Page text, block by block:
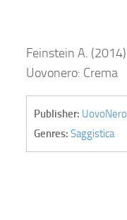
Feinstein A. (2014)
Uovonero: Crema
Publisher: UovoNero
Genres: Saggistica